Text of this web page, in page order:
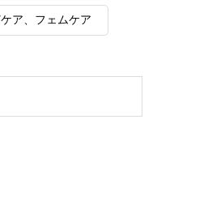
ケア、フェムケア